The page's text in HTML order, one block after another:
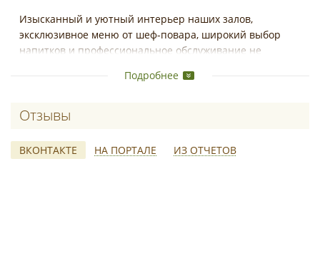
Изысканный и уютный интерьер наших залов,
эксклюзивное меню от шеф-повара, широкий выбор
напитков и профессиональное обслуживание не
Также наша компания предлагает выездное
Подробнее
Отзывы о Biscuit (Бисквит)
ВКОНТАКТЕ НА ПОРТАЛЕ ИЗ ОТЧЕТОВ